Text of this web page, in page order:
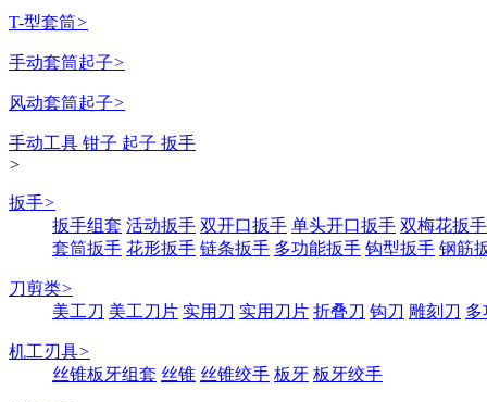
T-型套筒>
手动套筒起子>
风动套筒起子>
手动工具 钳子 起子 扳手
>
扳手>
扳手组套 活动扳手 双开口扳手 单头开口扳手 双梅花扳手
套筒扳手 花形扳手 链条扳手 多功能扳手 钩型扳手 钢筋
刀剪类>
美工刀 美工刀片 实用刀 实用刀片 折叠刀 钩刀 雕刻刀 多
机工刃具>
丝锥板牙组套 丝锥 丝锥绞手 板牙 板牙绞手